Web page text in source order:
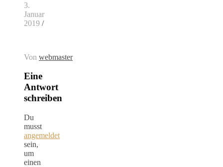
3.
Januar
2019 /
Von webmaster
Eine
Antwort
schreiben
Du
musst
angemeldet
sein,
um
einen